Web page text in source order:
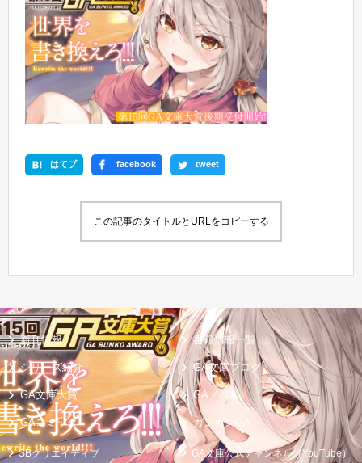
はてブ facebook tweet
この記事のタイトルとURLをコピーする
新刊情報 書籍情報一覧
シリーズ紹介 GA文庫ブログ
GA文庫大賞 GAノベル
GAコミック ガンガンGA
SBクリエイティブ GA文庫公式チャンネル（YouTube）